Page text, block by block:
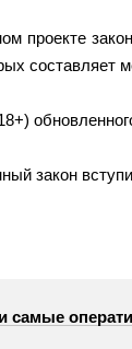
проекте
составляет
закон
самые